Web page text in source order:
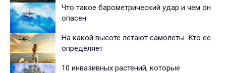
Что такое барометрический удар и чем он
опасен
На какой высоте летают самолеты. Кто ее
определяет
10 инвазивных растений, которые